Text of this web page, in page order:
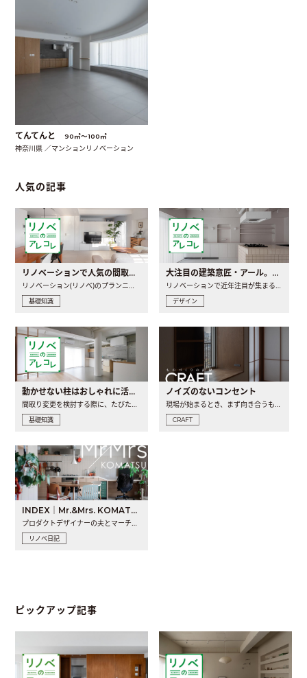
てんてんと 90㎡〜100㎡
神奈川県 ／マンションリノベーション
人気の記事
リノベーションで人気の間取りとは？トレンドの間取りと実例を徹底解説
リノベーション(リノベ)のプランニングで一番最初に決めるのは..
基礎知識
大注目の建築意匠・アール。人気の理由と空間に取り入れるポイント
リノベーションで近年注目が集まる建築意匠の一つであるアール..
デザイン
動かせない柱はおしゃれに活用！柱を魅せるリノベーション(リノベ)4選
間取り変更を検討する際に、たびたび皆さんの頭を悩ませる動か..
基礎知識
ノイズのないコンセント
現場が始まるとき、まず向き合うものの一つがコンセントです..
CRAFT
INDEX｜Mr.&Mrs. KOMATSU renovation diary
プロダクトデザイナーの夫とマーチャンダイザーの妻が、夫婦で..
リノベ日記
ピックアップ記事